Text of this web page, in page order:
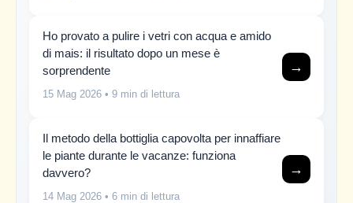
Ho provato a pulire i vetri con acqua e amido
di mais: il risultato dopo un mese è
sorprendente
15 Mag 2026 • 9 min di lettura
→
Il metodo della bottiglia capovolta per innaffiare
le piante durante le vacanze: funziona
davvero?
14 Mag 2026 • 6 min di lettura
→